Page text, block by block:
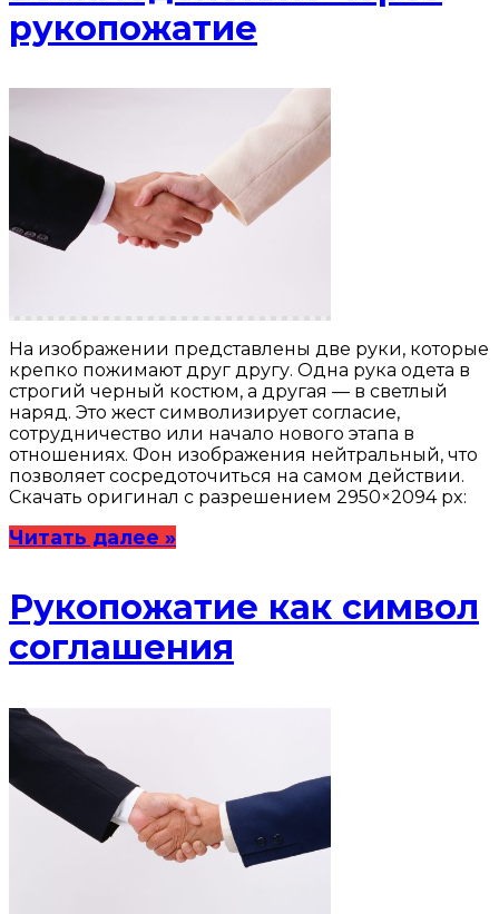
рукопожатие
На изображении представлены две руки, которые
крепко пожимают друг другу. Одна рука одета в
строгий черный костюм, а другая — в светлый
наряд. Это жест символизирует согласие,
сотрудничество или начало нового этапа в
отношениях. Фон изображения нейтральный, что
позволяет сосредоточиться на самом действии.
Скачать оригинал с разрешением 2950×2094 px:
Читать далее »
Рукопожатие как символ
соглашения